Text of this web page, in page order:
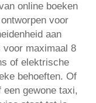
online boeken
voor
aan
voor maximaal 8
of elektrische
behoeften. Of
gewone taxi,